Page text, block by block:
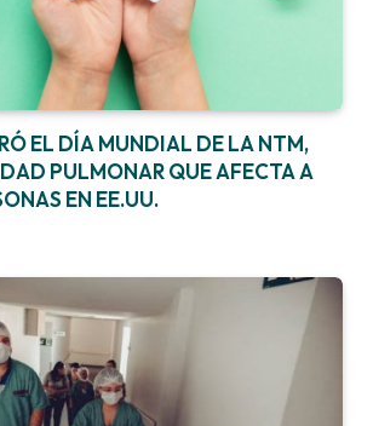
EL DÍA MUNDIAL DE LA NTM,
PULMONAR QUE AFECTA A
EN EE.UU.